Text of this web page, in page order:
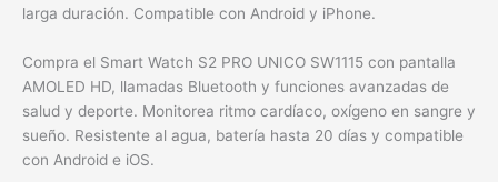
larga duración. Compatible con Android y iPhone.
Compra el Smart Watch S2 PRO UNICO SW1115 con pantalla
AMOLED HD, llamadas Bluetooth y funciones avanzadas de
salud y deporte. Monitorea ritmo cardíaco, oxígeno en sangre y
sueño. Resistente al agua, batería hasta 20 días y compatible
con Android e iOS.